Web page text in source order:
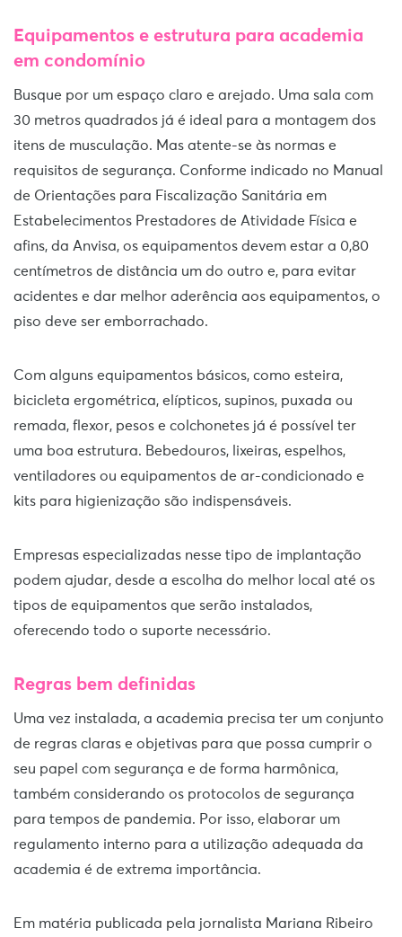
Equipamentos e estrutura para academia
em condomínio
Busque por um espaço claro e arejado. Uma sala com
30 metros quadrados já é ideal para a montagem dos
itens de musculação. Mas atente-se às normas e
requisitos de segurança. Conforme indicado no Manual
de Orientações para Fiscalização Sanitária em
Estabelecimentos Prestadores de Atividade Física e
afins, da Anvisa, os equipamentos devem estar a 0,80
centímetros de distância um do outro e, para evitar
acidentes e dar melhor aderência aos equipamentos, o
piso deve ser emborrachado.
Com alguns equipamentos básicos, como esteira,
bicicleta ergométrica, elípticos, supinos, puxada ou
remada, flexor, pesos e colchonetes já é possível ter
uma boa estrutura. Bebedouros, lixeiras, espelhos,
ventiladores ou equipamentos de ar-condicionado e
kits para higienização são indispensáveis.
Empresas especializadas nesse tipo de implantação
podem ajudar, desde a escolha do melhor local até os
tipos de equipamentos que serão instalados,
oferecendo todo o suporte necessário.
Regras bem definidas
Uma vez instalada, a academia precisa ter um conjunto
de regras claras e objetivas para que possa cumprir o
seu papel com segurança e de forma harmônica,
também considerando os protocolos de segurança
para tempos de pandemia. Por isso, elaborar um
regulamento interno para a utilização adequada da
academia é de extrema importância.
Em matéria publicada pela jornalista Mariana Ribeiro